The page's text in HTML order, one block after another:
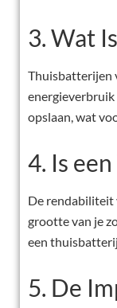
3. Wat
Thuisbatterijen
energieverbruik
opslaan, wat
4. Is
De rendabiliteit
grootte van je
een
5. De